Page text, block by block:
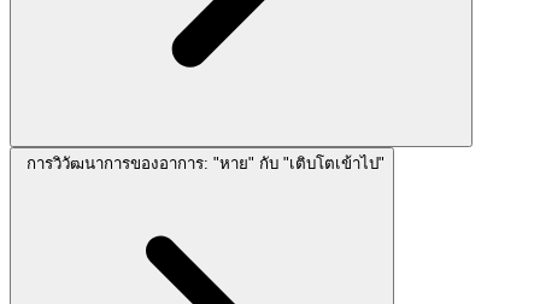
การวิวัฒนาการของอาการ: "หาย" กับ "เติบโตเข้าไป"